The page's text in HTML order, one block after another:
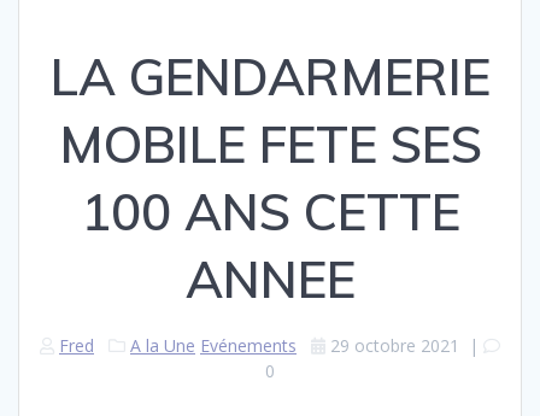
LA GENDARMERIE
MOBILE FETE SES
100 ANS CETTE
ANNEE
Fred A la Une Evénements 29 octobre 2021
|
0